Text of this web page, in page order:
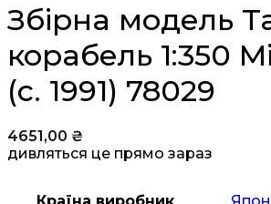
Збірна модель
корабель 1:350
(c. 1991) 78029
4651,00 ₴
дивляться це прямо зараз